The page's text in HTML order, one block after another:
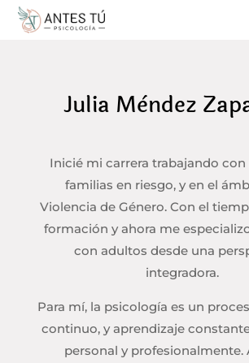
Julia Mèndez
Inicié mi carrera trabajando
familias en riesgo, y en el
Violencia de Género. Con el
formación y ahora me
con adultos desde una
integradora.
Para mí, la psicología es un
continuo, y aprendizaje
personal y profesionalmente.